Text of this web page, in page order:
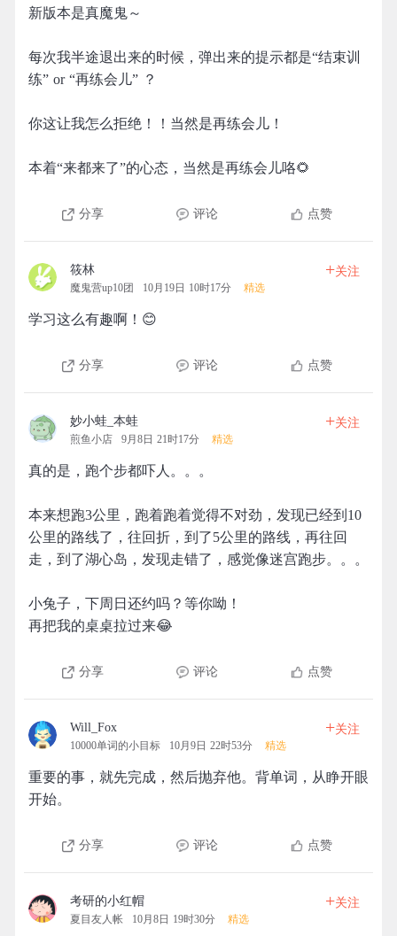
新版本是真魔鬼～
每次我半途退出来的时候，弹出来的提示都是“结束训
练” or “再练会儿” ？
你这让我怎么拒绝！！当然是再练会儿！
本着“来都来了”的心态，当然是再练会儿咯🌻
分享 评论 点赞
筱林
魔鬼营up10团 10月19日 10时17分 精选
+关注
学习这么有趣啊！😊
分享 评论 点赞
妙小蛙_本蛙
煎鱼小店 9月8日 21时17分 精选
+关注
真的是，跑个步都吓人。。。
本来想跑3公里，跑着跑着觉得不对劲，发现已经到10
公里的路线了，往回折，到了5公里的路线，再往回
走，到了湖心岛，发现走错了，感觉像迷宫跑步。。。
小兔子，下周日还约吗？等你呦！
再把我的桌桌拉过来😂
分享 评论 点赞
Will_Fox
10000单词的小目标 10月9日 22时53分 精选
+关注
重要的事，就先完成，然后抛弃他。背单词，从睁开眼
开始。
分享 评论 点赞
考研的小红帽
夏目友人帐 10月8日 19时30分 精选
+关注